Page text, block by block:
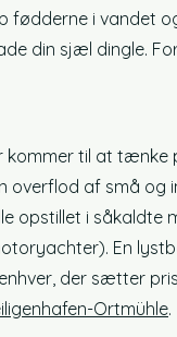
fødderne i vandet
din sjæl dingle.
til at
overflod af små og
opstillet i såkaldte
En
der sætter
Ortmühle.